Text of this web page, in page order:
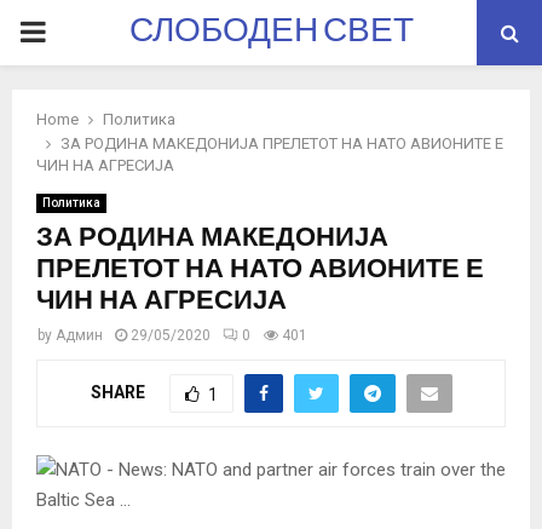
PRIMARYСЛОБОДЕН СВЕТ
Home
Политика
ЗА РОДИНА МАКЕДОНИЈА ПРЕЛЕТОТ НА НАТО АВИОНИТЕ Е
ЧИН НА АГРЕСИЈА
Политика
ЗА РОДИНА МАКЕДОНИЈА
ПРЕЛЕТОТ НА НАТО АВИОНИТЕ Е
ЧИН НА АГРЕСИЈА
by Админ 29/05/2020 0 401
SHARE 1